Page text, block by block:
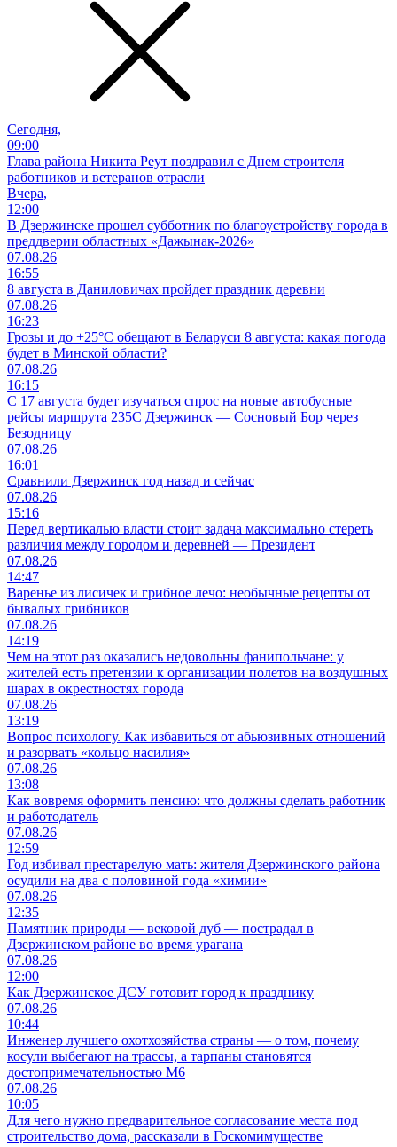
Сегодня,
09:00
Глава района Никита Реут поздравил с Днем строителя
работников и ветеранов отрасли
Вчера,
12:00
В Дзержинске прошел субботник по благоустройству города в
преддверии областных «Дажынак-2026»
07.08.26
16:55
8 августа в Даниловичах пройдет праздник деревни
07.08.26
16:23
Грозы и до +25°С обещают в Беларуси 8 августа: какая погода
будет в Минской области?
07.08.26
16:15
С 17 августа будет изучаться спрос на новые автобусные
рейсы маршрута 235С Дзержинск — Сосновый Бор через
Безодницу
07.08.26
16:01
Сравнили Дзержинск год назад и сейчас
07.08.26
15:16
Перед вертикалью власти стоит задача максимально стереть
различия между городом и деревней — Президент
07.08.26
14:47
Варенье из лисичек и грибное лечо: необычные рецепты от
бывалых грибников
07.08.26
14:19
Чем на этот раз оказались недовольны фанипольчане: у
жителей есть претензии к организации полетов на воздушных
шарах в окрестностях города
07.08.26
13:19
Вопрос психологу. Как избавиться от абьюзивных отношений
и разорвать «кольцо насилия»
07.08.26
13:08
Как вовремя оформить пенсию: что должны сделать работник
и работодатель
07.08.26
12:59
Год избивал престарелую мать: жителя Дзержинского района
осудили на два с половиной года «химии»
07.08.26
12:35
Памятник природы — вековой дуб — пострадал в
Дзержинском районе во время урагана
07.08.26
12:00
Как Дзержинское ДСУ готовит город к празднику
07.08.26
10:44
Инженер лучшего охотхозяйства страны — о том, почему
косули выбегают на трассы, а тарпаны становятся
достопримечательностью М6
07.08.26
10:05
Для чего нужно предварительное согласование места под
строительство дома, рассказали в Госкомимуществе